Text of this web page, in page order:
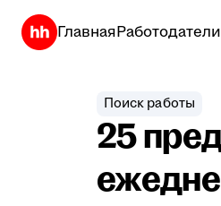
ГлавнаяРаботодатели
Поиск работы
25